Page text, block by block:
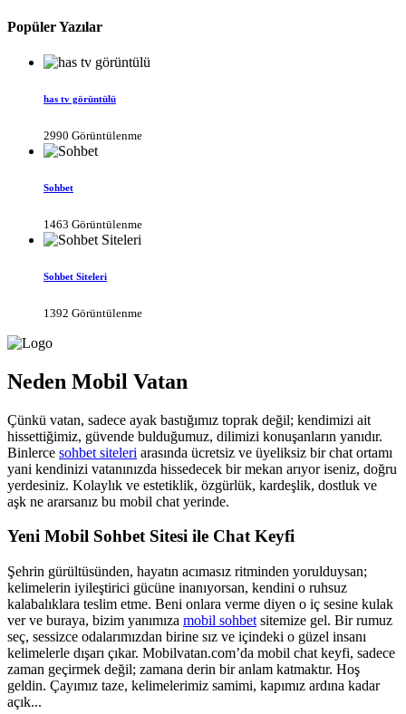
Popüler Yazılar
has tv görüntülü
2990 Görüntülenme
Sohbet
1463 Görüntülenme
Sohbet Siteleri
1392 Görüntülenme
Neden Mobil Vatan
Çünkü vatan, sadece ayak bastığımız toprak değil; kendimizi ait
hissettiğimiz, güvende bulduğumuz, dilimizi konuşanların yanıdır.
Binlerce sohbet siteleri arasında ücretsiz ve üyeliksiz bir chat ortamı
yani kendinizi vatanınızda hissedecek bir mekan arıyor iseniz, doğru
yerdesiniz. Kolaylık ve estetiklik, özgürlük, kardeşlik, dostluk ve
aşk ne ararsanız bu mobil chat yerinde.
Yeni Mobil Sohbet Sitesi ile Chat Keyfi
Şehrin gürültüsünden, hayatın acımasız ritminden yorulduysan;
kelimelerin iyileştirici gücüne inanıyorsan, kendini o ruhsuz
kalabalıklara teslim etme. Beni onlara verme diyen o iç sesine kulak
ver ve buraya, bizim yanımıza mobil sohbet sitemize gel. Bir rumuz
seç, sessizce odalarımızdan birine sız ve içindeki o güzel insanı
kelimelerle dışarı çıkar. Mobilvatan.com’da mobil chat keyfi, sadece
zaman geçirmek değil; zamana derin bir anlam katmaktır. Hoş
geldin. Çayımız taze, kelimelerimiz samimi, kapımız ardına kadar
açık...